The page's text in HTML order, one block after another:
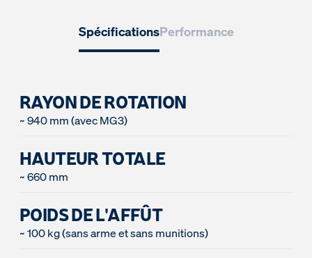
SpécificationsPerformance
RAYON DE ROTATION
~ 940 mm (avec MG3)
HAUTEUR TOTALE
~ 660 mm
POIDS DE L'AFFÛT
~ 100 kg (sans arme et sans munitions)